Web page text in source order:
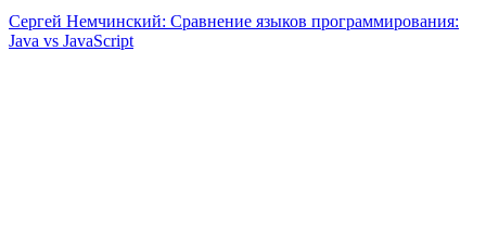
Сергей Немчинский: Сравнение языков программирования:
Java vs JavaScript